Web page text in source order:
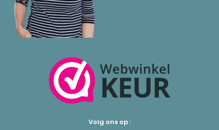
Volg ons op :